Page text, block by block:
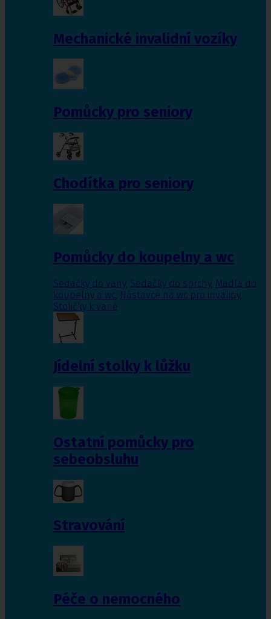
Mechanické invalidní vozíky
Pomůcky pro seniory
Chodítka pro seniory
Pomůcky do koupelny a wc
Sedačky do vany, Sedačky do sprchy, Madla do
koupelny a wc, Nástavce na wc pro invalidy,
Stoličky k vaně
Jídelní stolky k lůžku
Ostatní pomůcky pro
sebeobsluhu
Stravování
Péče o nemocného